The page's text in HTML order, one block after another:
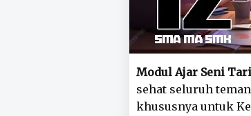
Modul Ajar Seni
sehat seluruh teman
khususnya untuk